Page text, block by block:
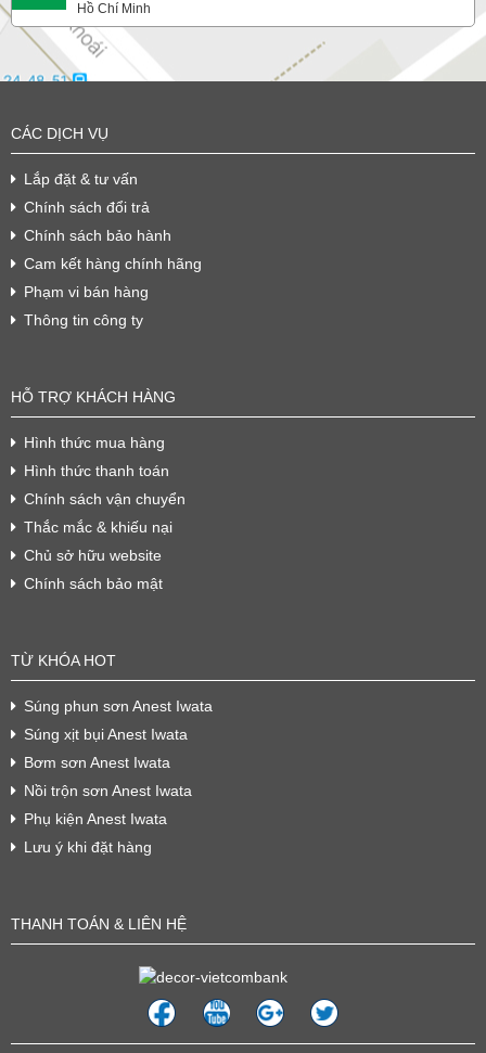
Hồ Chí Minh
CÁC DỊCH VỤ
Lắp đặt & tư vấn
Chính sách đổi trả
Chính sách bảo hành
Cam kết hàng chính hãng
Phạm vi bán hàng
Thông tin công ty
HỖ TRỢ KHÁCH HÀNG
Hình thức mua hàng
Hình thức thanh toán
Chính sách vận chuyển
Thắc mắc & khiếu nại
Chủ sở hữu website
Chính sách bảo mật
TỪ KHÓA HOT
Súng phun sơn Anest Iwata
Súng xịt bụi Anest Iwata
Bơm sơn Anest Iwata
Nồi trộn sơn Anest Iwata
Phụ kiện Anest Iwata
Lưu ý khi đặt hàng
THANH TOÁN & LIÊN HỆ